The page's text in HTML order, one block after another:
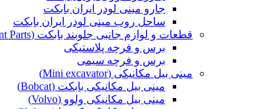
جارو مینی لودر ایران بابکت
ساحل روب مینی لودر ایران بابکت
قطعات و لوازم جانبی جلوبند بابکت (Bobcat Attachment Parts)
برس و فرچه پلاستیکی
برس و فرچه سیمی
مینی بیل مکانیکی (Mini excavator)
مینی بیل مکانیکی بابکت (Bobcat)
مینی بیل مکانیکی ولوو (Volvo)